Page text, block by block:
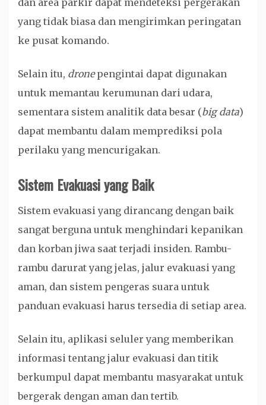
yang tidak biasa dan mengirimkan peringatan
ke pusat komando.
Selain itu, dronepengintai dapat digunakan
untuk memantau kerumunan dari udara,
sementara sistem analitik data besar (big data)
dapat membantu dalam memprediksi pola
perilaku yang mencurigakan.
Sistem Evakuasi yang Baik
Sistem evakuasi yang dirancang dengan baik
sangat berguna untuk menghindari kepanikan
dan korban jiwa saat terjadi insiden. Rambu-
rambu darurat yang jelas, jalur evakuasi yang
aman, dan sistem pengeras suara untuk
panduan evakuasi harus tersedia di setiap area.
Selain itu, aplikasi seluler yang memberikan
informasi tentang jalur evakuasi dan titik
berkumpul dapat membantu masyarakat untuk
bergerak dengan aman dan tertib.